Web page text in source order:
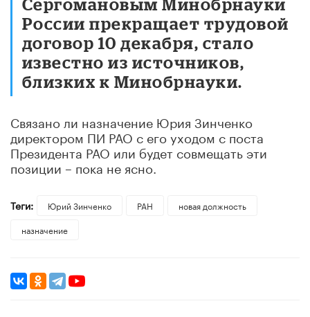
России прекращает трудовой
договор 10 декабря, стало
известно из источников,
близких к Минобрнауки.
Связано ли назначение Юрия Зинченко
директором ПИ РАО с его уходом с поста
Президента РАО или будет совмещать эти
позиции – пока не ясно.
Теги: Юрий Зинченко РАН
новая должность
назначение